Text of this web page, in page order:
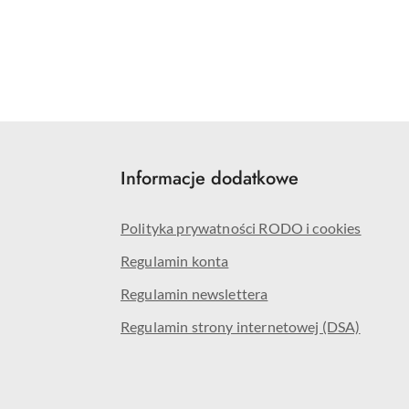
Informacje dodatkowe
Polityka prywatności RODO i cookies
Regulamin konta
Regulamin newslettera
Regulamin strony internetowej (DSA)